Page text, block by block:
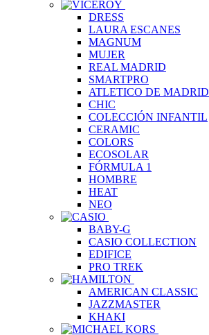
DRESS
LAURA ESCANES
MAGNUM
MUJER
REAL MADRID
SMARTPRO
ATLETICO DE MADRID
CHIC
COLECCIÓN INFANTIL
CERAMIC
COLORS
ECOSOLAR
FÓRMULA 1
HOMBRE
HEAT
NEO
BABY-G
CASIO COLLECTION
EDIFICE
PRO TREK
AMERICAN CLASSIC
JAZZMASTER
KHAKI